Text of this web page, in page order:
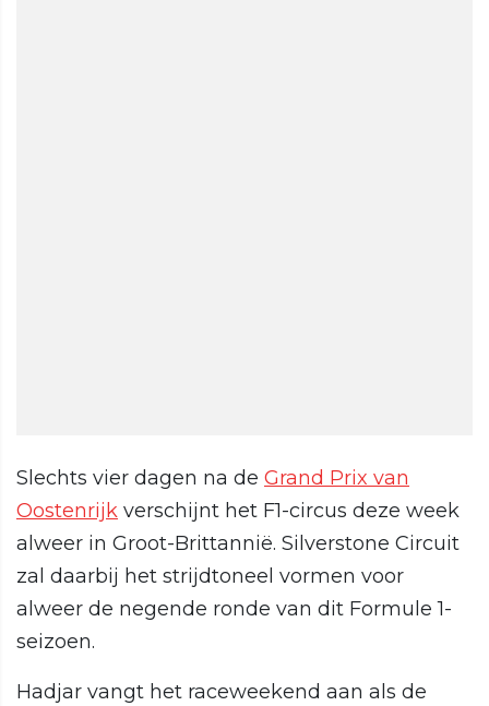
Slechts vier dagen na de Grand Prix van
Oostenrijk verschijnt het F1-circus deze week
alweer in Groot-Brittannië. Silverstone Circuit
zal daarbij het strijdtoneel vormen voor
alweer de negende ronde van dit Formule 1-
seizoen.
Hadjar vangt het raceweekend aan als de